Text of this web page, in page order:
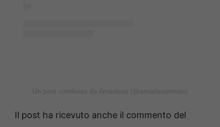
Il post ha ricevuto anche il commento del